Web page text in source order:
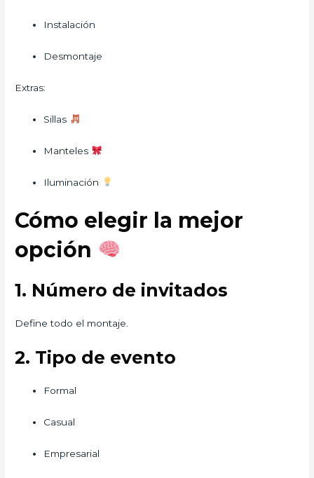
Instalación
Desmontaje
Extras:
Sillas
Manteles
Iluminación
Cómo elegir la mejor
opción
1. Número de invitados
Define todo el montaje.
2. Tipo de evento
Formal
Casual
Empresarial